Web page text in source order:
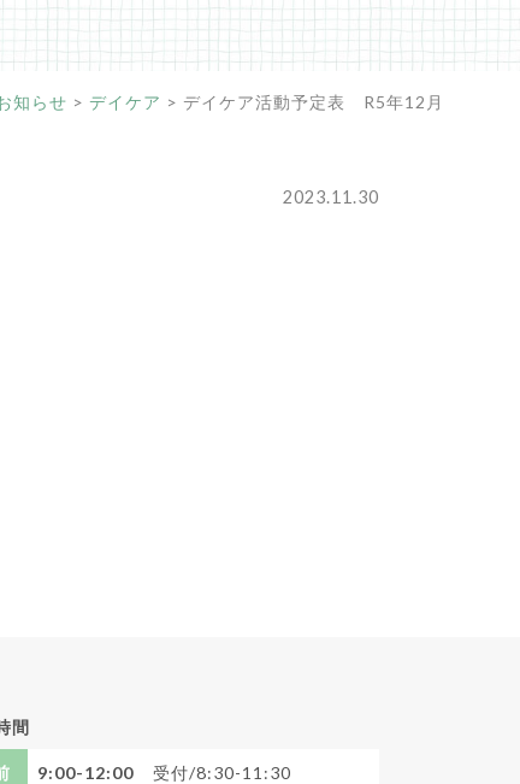
知らせ > デイケア > デイケア活動予定表 R5年12月
2023.11.30
間
9:00-12:00 受付/8:30-11:30